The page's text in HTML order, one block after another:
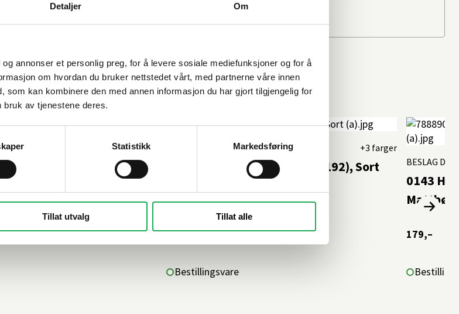
Detaljer Om
annonser et personlig preg, for å levere sosiale mediefunksjoner og for å
om hvordan du bruker nettstedet vårt, med partnerne våre innen
som kan kombinere den med annen informasjon du har gjort tilgjengelig for
bruk av tjenestene deres.
Statistikk Markedsføring
Tillat utvalg Tillat alle
617 mm (C/C:608), Sort
+3 farger 0143 Håndtak 201 mm (C/C:192), Sort
+3 farger
139,–
Bestillingsvare
0143
BESLAG
179,–